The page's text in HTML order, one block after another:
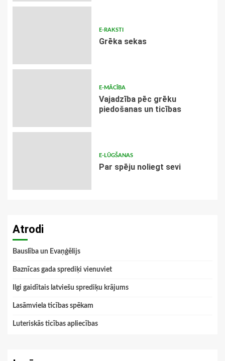
E-RAKSTI
Grēka sekas
E-MĀCĪBA
Vajadzība pēc grēku
piedošanas un ticības
E-LŪGŠANAS
Par spēju noliegt sevi
Atrodi
Bauslība un Evaņģēlijs
Baznīcas gada sprediķi vienuviet
Ilgi gaidītais latviešu sprediķu krājums
Lasāmviela ticības spēkam
Luteriskās ticības apliecības